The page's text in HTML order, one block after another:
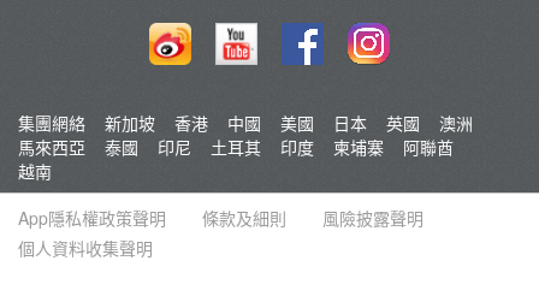
集團網絡 新加坡 香港 中國 美國 日本 英國
澳洲
馬來西亞
泰國 印尼 土耳其 印度 柬埔寨
阿聯酋
越南
App隱私權政策聲明
條款及細則
風險披露聲明
個人資料收集聲明